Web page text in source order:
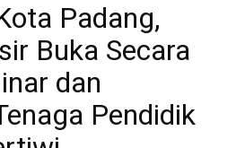
Padang,
Buka Secara
dan
Pendidik